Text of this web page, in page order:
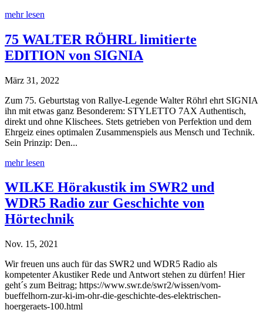
mehr lesen
75 WALTER RÖHRL limitierte
EDITION von SIGNIA
März 31, 2022
Zum 75. Geburtstag von Rallye-Legende Walter Röhrl ehrt SIGNIA
ihn mit etwas ganz Besonderem: STYLETTO 7AX Authentisch,
direkt und ohne Klischees. Stets getrieben von Perfektion und dem
Ehrgeiz eines optimalen Zusammenspiels aus Mensch und Technik.
Sein Prinzip: Den...
mehr lesen
WILKE Hörakustik im SWR2 und
WDR5 Radio zur Geschichte von
Hörtechnik
Nov. 15, 2021
Wir freuen uns auch für das SWR2 und WDR5 Radio als
kompetenter Akustiker Rede und Antwort stehen zu dürfen! Hier
geht´s zum Beitrag; https://www.swr.de/swr2/wissen/vom-
bueffelhorn-zur-ki-im-ohr-die-geschichte-des-elektrischen-
hoergeraets-100.html